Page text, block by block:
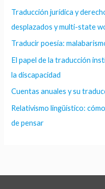
Traducción jurídica y
desplazados y multi-state
Traducir poesía:
El papel de la traducción
la discapacidad
Cuentas anuales y su
Relativismo lingüístico:
de pensar